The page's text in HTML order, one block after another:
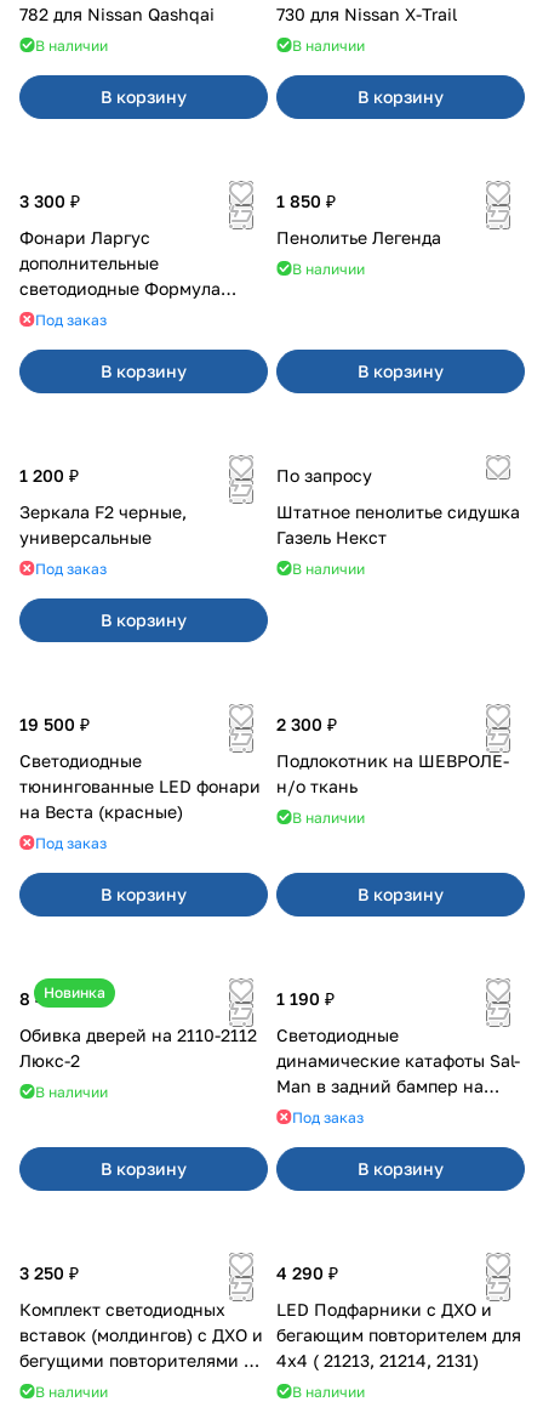
782 для Nissan Qashqai
В наличии
В корзину
730 для Nissan X-Trail
В наличии
В корзину
3 300 ₽
Фонари Ларгус
дополнительные
светодиодные Формула
Света
Под заказ
В корзину
1 850 ₽
Пенолитье Легенда
В наличии
В корзину
1 200 ₽
Зеркала F2 черные,
универсальные
Под заказ
В корзину
По запросу
Штатное пенолитье сидушка
Газель Некст
В наличии
19 500 ₽
Светодиодные
тюнингованные LED фонари
на Веста (красные)
Под заказ
В корзину
2 300 ₽
Подлокотник на ШЕВРОЛЕ-
н/о ткань
В наличии
В корзину
Новинка
8 400 ₽
Обивка дверей на 2110-2112
Люкс-2
В наличии
В корзину
1 190 ₽
Светодиодные
динамические катафоты Sal-
Man в задний бампер на
Приора 2
Под заказ
В корзину
3 250 ₽
Комплект светодиодных
вставок (молдингов) с ДХО и
бегущими повторителями на
Веста
В наличии
4 290 ₽
LED Подфарники с ДХО и
бегающим повторителем для
4x4 ( 21213, 21214, 2131)
В наличии